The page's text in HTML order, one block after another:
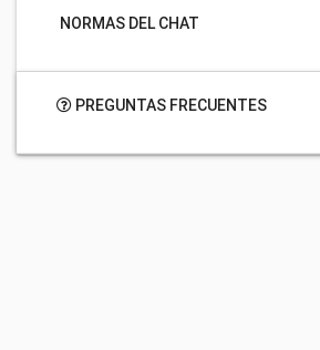
NORMAS DEL CHAT
PREGUNTAS FRECUENTES